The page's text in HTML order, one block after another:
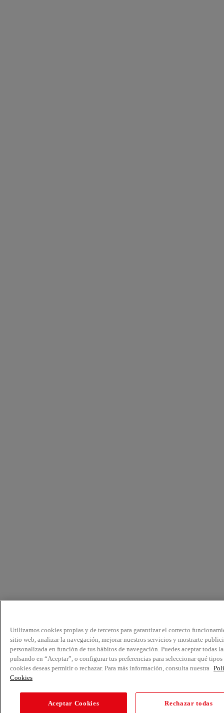
Utilizamos cookies propias y de terceros para garantizar el correcto
sitio web, analizar la navegación, mejorar nuestros servicios y mostrarte
personalizada en función de tus hábitos de navegación. Puedes aceptar todas
pulsando en “Aceptar”, o configurar tus preferencias para seleccionar qué tipos
cookies deseas permitir o rechazar. Para más información, consulta nuestra
Cookies
Aceptar Cookies Rechazar todas